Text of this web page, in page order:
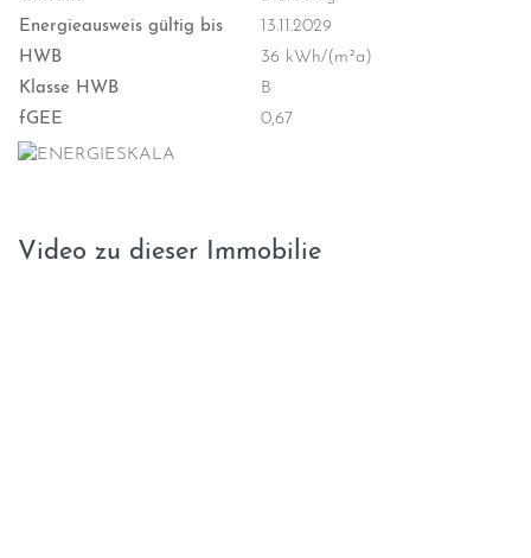
Energieausweis gültig bis
13.11.2029
HWB
36 kWh/(m²a)
Klasse HWB
B
fGEE
0,67
Video zu dieser Immobilie